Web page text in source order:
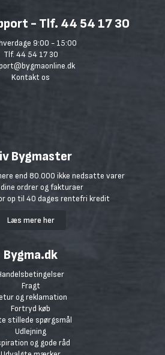
- Tlf. 44 54 17 30
9:00 - 15:00
Tlf. 44 54 17 30
Kontakt os
Bygmaster
end 80.000 ikke nedsatte varer
dine ordrer og fakturaer
op til 40 dages rentefri kredit
Læs mere her
Bygma.dk
Fragt
og reklamation
Fortryd køb
stillede spørgsmål
Udlejning
og gode råd